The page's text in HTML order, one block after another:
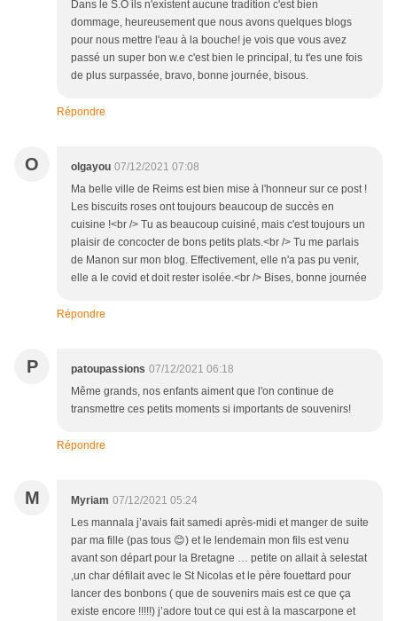
Dans le S.O ils n'existent aucune tradition c'est bien
dommage, heureusement que nous avons quelques blogs
pour nous mettre l'eau à la bouche! je vois que vous avez
passé un super bon w.e c'est bien le principal, tu t'es une fois
de plus surpassée, bravo, bonne journée, bisous.
Répondre
O olgayou 07/12/2021 07:08
Ma belle ville de Reims est bien mise à l'honneur sur ce post !
Les biscuits roses ont toujours beaucoup de succès en
cuisine !<br /> Tu as beaucoup cuisiné, mais c'est toujours un
plaisir de concocter de bons petits plats.<br /> Tu me parlais
de Manon sur mon blog. Effectivement, elle n'a pas pu venir,
elle a le covid et doit rester isolée.<br /> Bises, bonne journée
Répondre
P patoupassions 07/12/2021 06:18
Même grands, nos enfants aiment que l'on continue de
transmettre ces petits moments si importants de souvenirs!
Répondre
M Myriam 07/12/2021 05:24
Les mannala j’avais fait samedi après-midi et manger de suite
par ma fille (pas tous 😊) et le lendemain mon fils est venu
avant son départ pour la Bretagne … petite on allait à selestat
,un char défilait avec le St Nicolas et le père fouettard pour
lancer des bonbons ( que de souvenirs mais est ce que ça
existe encore !!!!!) j’adore tout ce qui est à la mascarpone et